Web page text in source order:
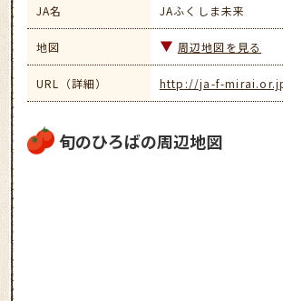
JA名 JAふくしま未来
地図 周辺地図を見る
URL（詳細） http://ja-f-
旬のひろばの周辺地図